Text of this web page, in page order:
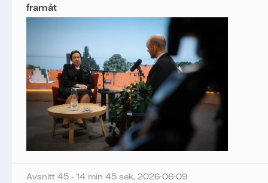
framåt
Avsnitt 45 - 14 min 45 sek, 2026-06-09